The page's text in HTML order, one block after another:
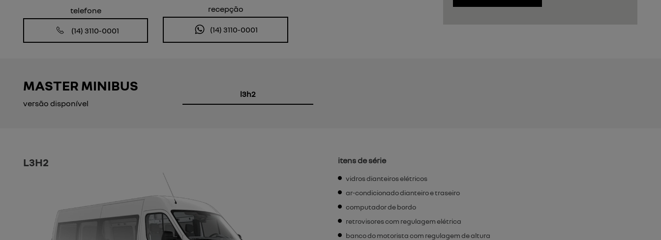
telefone
(14) 3110-0001
recepção
(14) 3110-0001
MASTER MINIBUS
versão disponível
l3h2
L3H2 itens de série
vidros dianteiros elétricos
ar-condicionado dianteiro e traseiro
computador de bordo
retrovisores com regulagem elétrica
banco do motorista com regulagem de altura